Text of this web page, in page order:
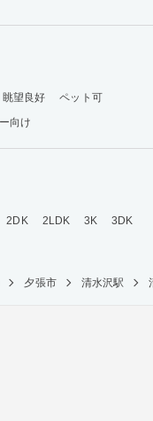
眺望良好
ペット可
向け
2DK 2LDK 3K
3DK
夕張市 清水沢駅